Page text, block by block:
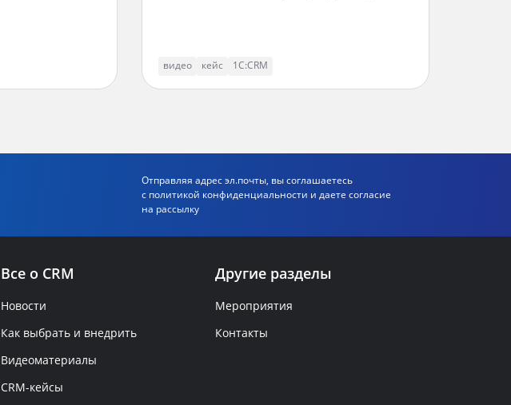
видео кейс 1С:CRM
Отправляя адрес эл.почты, вы соглашаетесь
с политикой конфиденциальности и даете согласие
на рассылку
Все о CRM
Новости
Как выбрать и внедрить
Видеоматериалы
CRM-кейсы
Другие разделы
Мероприятия
Контакты